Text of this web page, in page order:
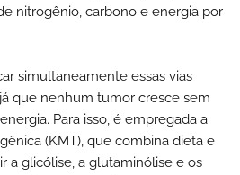
nitrogênio, carbono e energia por
simultaneamente essas vias
que nenhum tumor cresce sem
Para isso, é empregada a
(KMT), que combina dieta e
a glicólise, a glutaminólise e os